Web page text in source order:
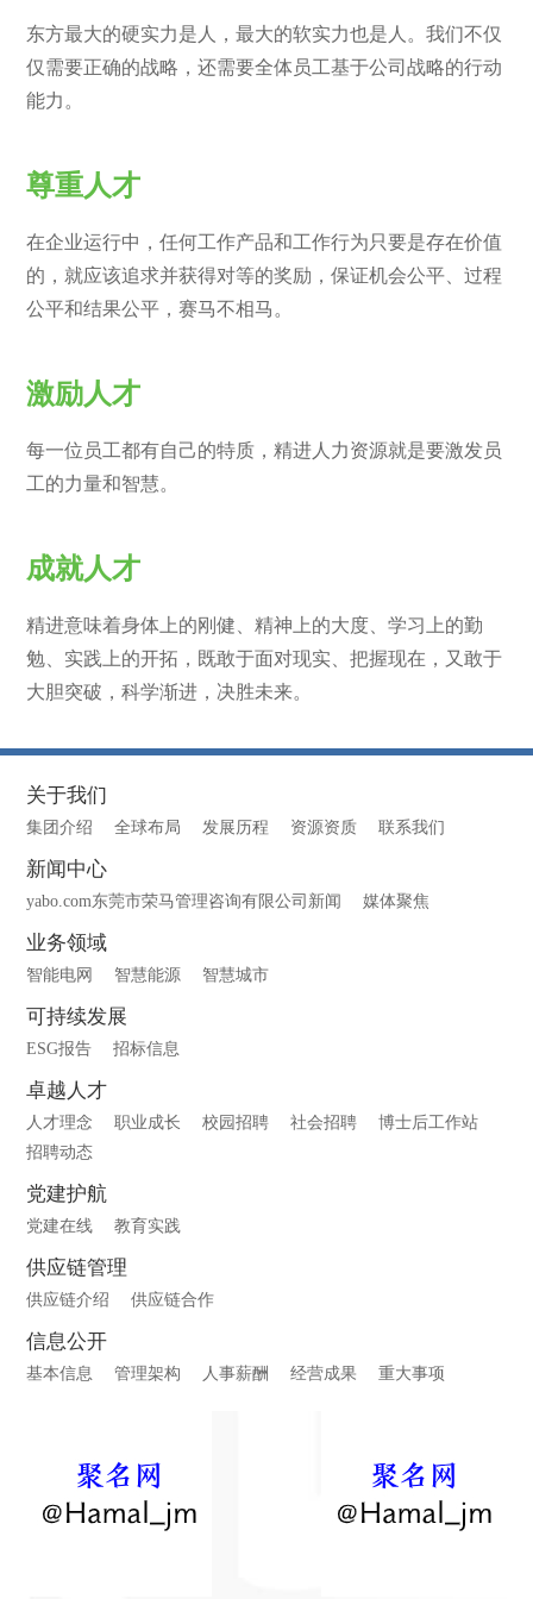
东方最大的硬实力是人，最大的软实力也是人。我们不仅
仅需要正确的战略，还需要全体员工基于公司战略的行动
能力。
尊重人才
在企业运行中，任何工作产品和工作行为只要是存在价值
的，就应该追求并获得对等的奖励，保证机会公平、过程
公平和结果公平，赛马不相马。
激励人才
每一位员工都有自己的特质，精进人力资源就是要激发员
工的力量和智慧。
成就人才
精进意味着身体上的刚健、精神上的大度、学习上的勤
勉、实践上的开拓，既敢于面对现实、把握现在，又敢于
大胆突破，科学渐进，决胜未来。
关于我们
集团介绍 全球布局 发展历程 资源资质 联系我们
新闻中心
yabo.com东莞市荣马管理咨询有限公司新闻 媒体聚焦
业务领域
智能电网 智慧能源 智慧城市
可持续发展
ESG报告 招标信息
卓越人才
人才理念 职业成长 校园招聘 社会招聘
博士后工作站
招聘动态
党建护航
党建在线 教育实践
供应链管理
供应链介绍 供应链合作
信息公开
基本信息 管理架构 人事薪酬 经营成果 重大事项